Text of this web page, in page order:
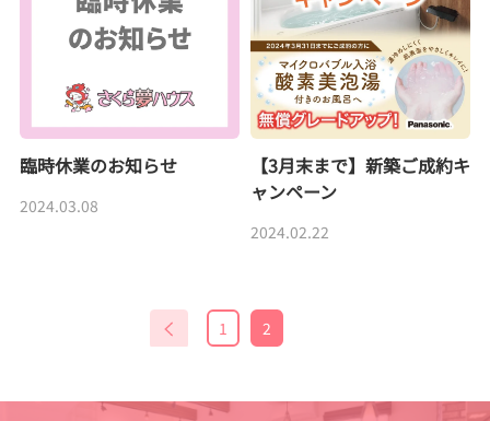
臨時休業のお知らせ
2024.03.08
【3月末まで】新築ご成約キ
ャンペーン
2024.02.22
1 2